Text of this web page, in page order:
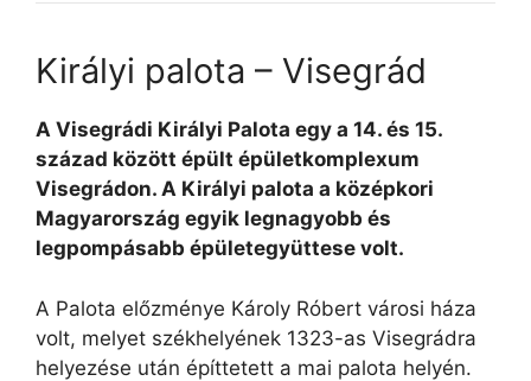
Királyi palota – Visegrád
A Visegrádi Királyi Palota egy a 14. és 15.
század között épült épületkomplexum
Visegrádon. A Királyi palota a középkori
Magyarország egyik legnagyobb és
legpompásabb épületegyüttese volt.
A Palota előzménye Károly Róbert városi háza
volt, melyet székhelyének 1323-as Visegrádra
helyezése után építtetett a mai palota helyén.